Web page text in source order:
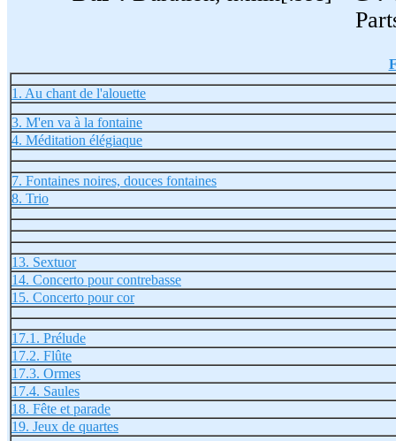
1. Au chant de l'alouette
3. M'en va à la fontaine
4. Méditation élégiaque
7. Fontaines noires, douces fontaines
8. Trio
13. Sextuor
14. Concerto pour contrebasse
15. Concerto pour cor
17.1. Prélude
17.2. Flûte
17.3. Ormes
17.4. Saules
18. Fête et parade
19. Jeux de quartes